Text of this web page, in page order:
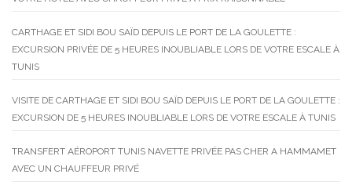
CARTHAGE ET SIDI BOU SAÏD DEPUIS LE PORT DE LA GOULETTE :
EXCURSION PRIVÉE DE 5 HEURES INOUBLIABLE LORS DE VOTRE ESCALE À
TUNIS
VISITE DE CARTHAGE ET SIDI BOU SAÏD DEPUIS LE PORT DE LA GOULETTE :
EXCURSION DE 5 HEURES INOUBLIABLE LORS DE VOTRE ESCALE À TUNIS
TRANSFERT AÉROPORT TUNIS NAVETTE PRIVÉE PAS CHER A HAMMAMET
AVEC UN CHAUFFEUR PRIVÉ